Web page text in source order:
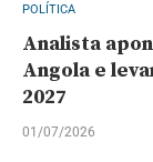
POLÍTICA
Analista
Angola e
2027
01/07/2026